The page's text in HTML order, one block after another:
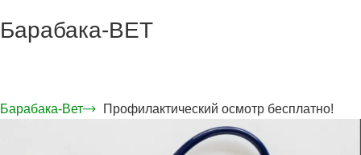
Барабака-ВЕТ
Барабака-Вет Профилактический осмотр бесплатно!